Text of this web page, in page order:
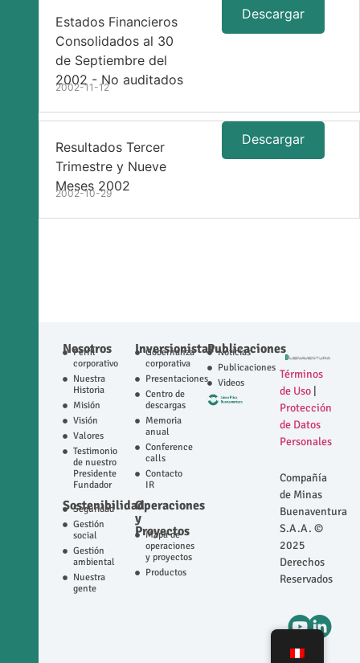
Estados Financieros
Consolidados al 30
de Septiembre del
2002 - No auditados
2002-11-12
Descargar
Resultados Tercer
Trimestre y Nueve
Meses 2002
2002-10-29
Descargar
Nosotros
Perfil
corporativo
Nuestra
Historia
Misión
Visión
Valores
Testimonio
de nuestro
Presidente
Fundador
Sostenibilidad
Seguridad
Gestión
social
Gestión
ambiental
Nuestra
gente
Inversionistas
Gobernanza
corporativa
Presentaciones
Centro de
descargas
Memoria
anual
Conference
calls
Contacto
IR
Operaciones
y
Proyectos
Mapa de
operaciones
y proyectos
Productos
Publicaciones
Noticias
Publicaciones
Videos
Términos
de Uso
Protección
de Datos
Personales
Compañía
de Minas
Buenaventura
S.A.A. ©
2025
Derechos
Reservados